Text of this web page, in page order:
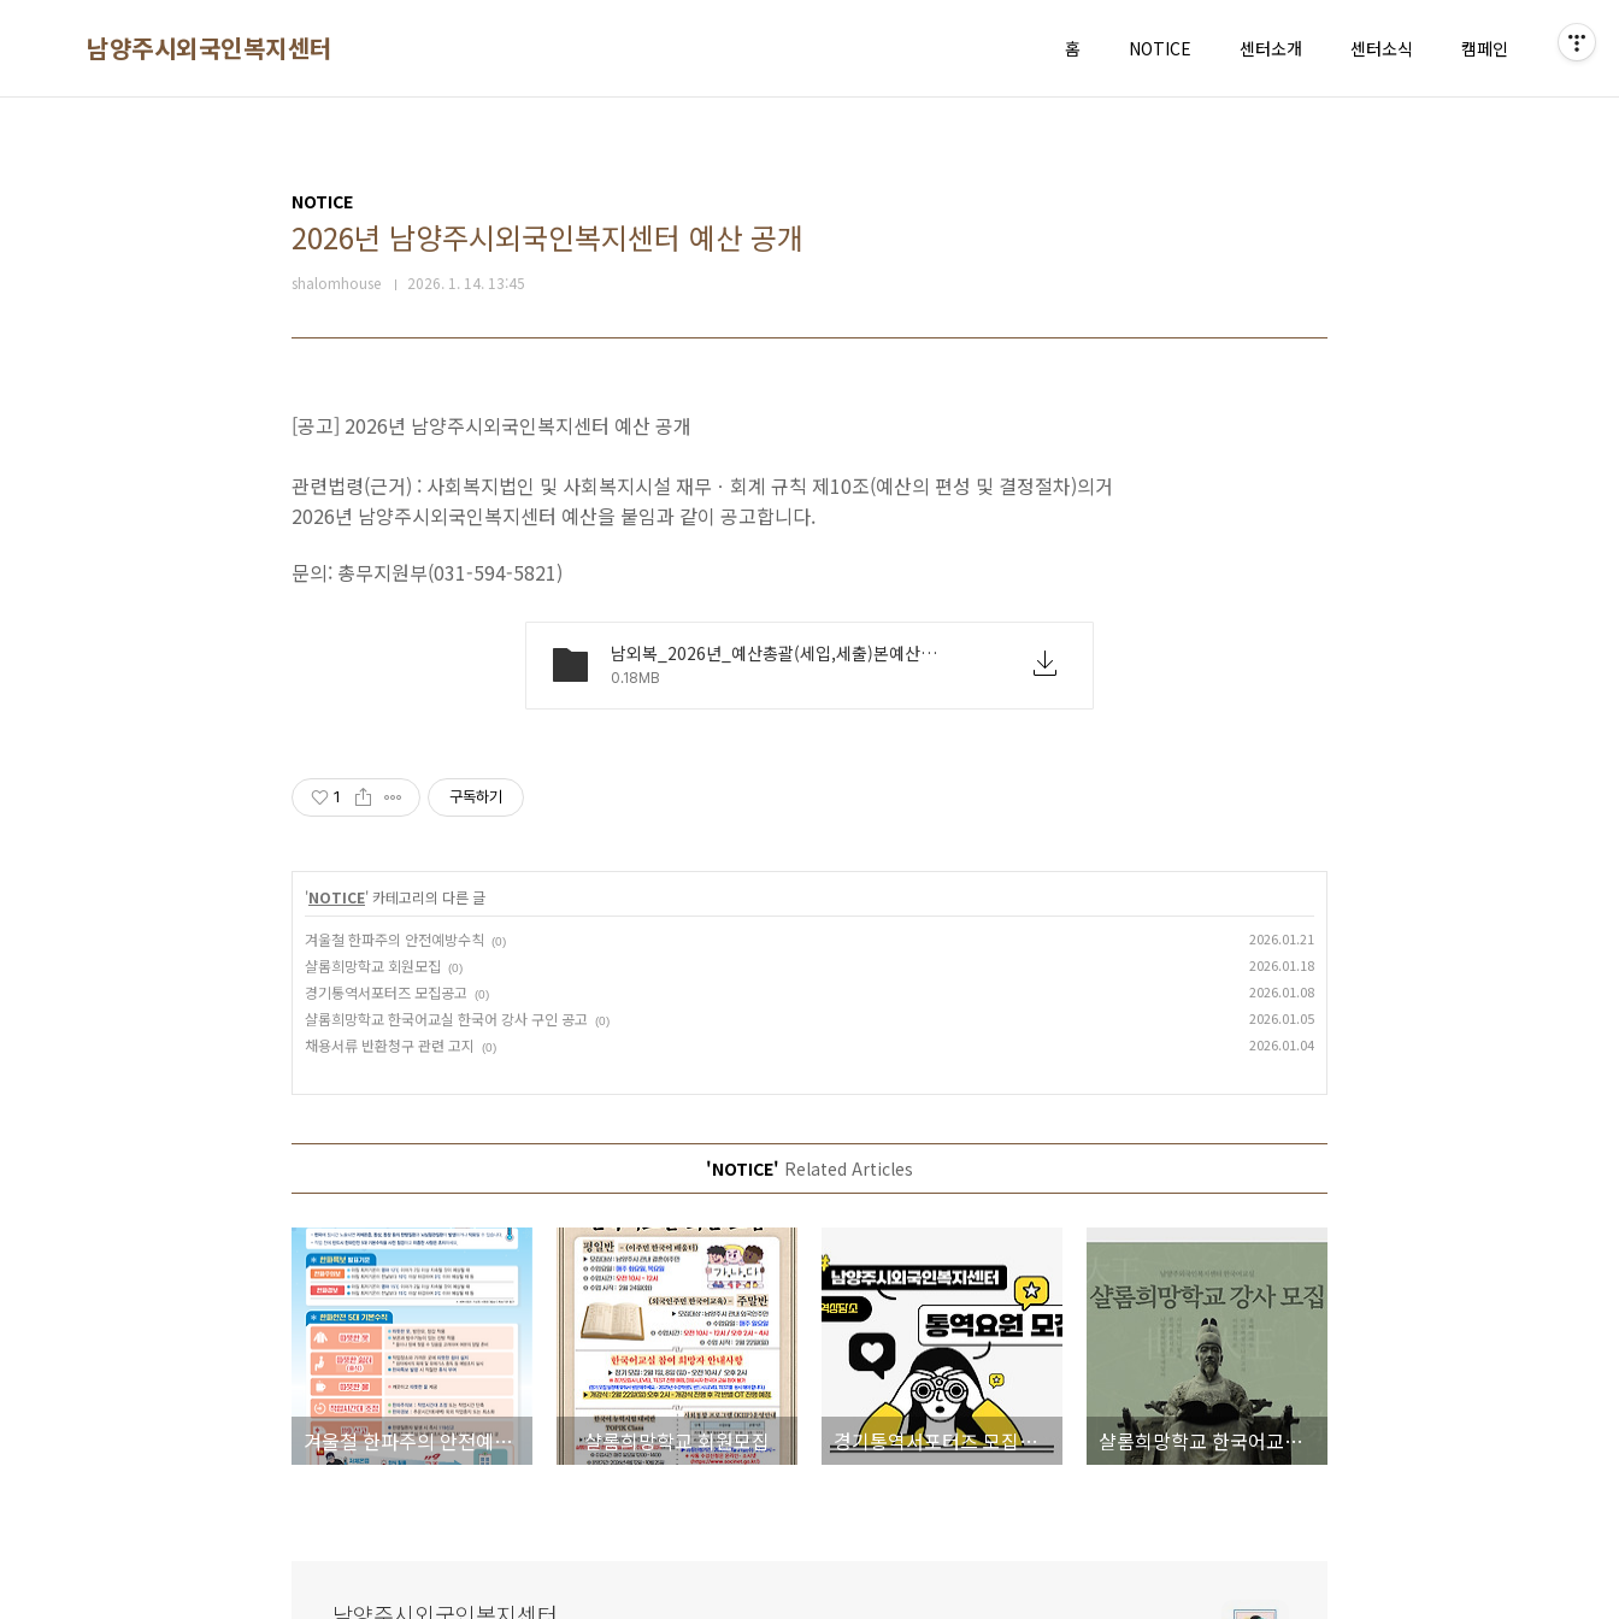
남양주시외국인복지센터 홈 NOTICE 센터소개 센터소식 캠페인
NOTICE
2026년 남양주시외국인복지센터 예산 공개
shalomhouse 2026. 1. 14. 13:45
[공고] 2026년 남양주시외국인복지센터 예산 공개
관련법령(근거) : 사회복지법인 및 사회복지시설 재무ㆍ회계 규칙 제10조(예산의 편성 및 결정절차)의거
2026년 남양주시외국인복지센터 예산을 붙임과 같이 공고합니다.
문의: 총무지원부(031-594-5821)
남외복_2026년_예산총괄(세입,세출)본예산공시.pdf
0.18MB
1 구독하기
'NOTICE' 카테고리의 다른 글
겨울철 한파주의 안전예방수칙 (0) 2026.01.21
샬롬희망학교 회원모집 (0) 2026.01.18
경기통역서포터즈 모집공고 (0) 2026.01.08
샬롬희망학교 한국어교실 한국어 강사 구인 공고 (0) 2026.01.05
채용서류 반환청구 관련 고지 (0) 2026.01.04
'NOTICE' Related Articles
겨울철 한파주의 안전예방수칙 샬롬희망학교 회원모집 경기통역서포터즈 모집공고 샬롬희망학교 한국어교실 한국어 강사 구인 공고